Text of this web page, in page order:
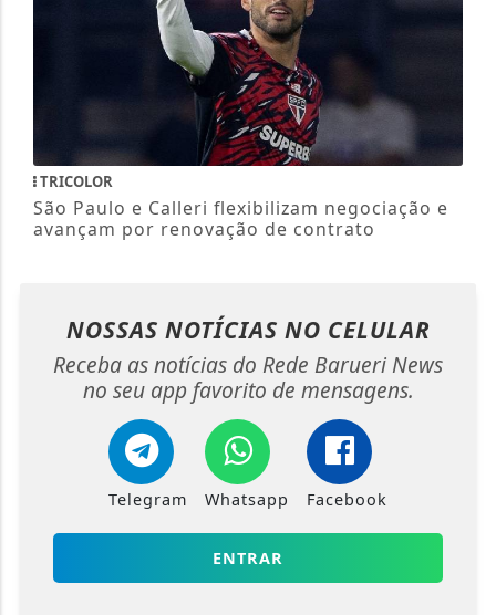
TRICOLOR
São Paulo e Calleri flexibilizam negociação e
avançam por renovação de contrato
NOSSAS NOTÍCIAS NO CELULAR
Receba as notícias do Rede Barueri News
no seu app favorito de mensagens.
Telegram Whatsapp Facebook
ENTRAR